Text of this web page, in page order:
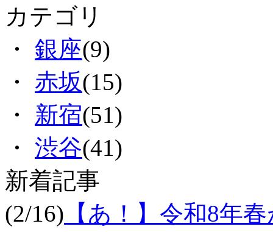
カテゴリ
・ 銀座(9)
・ 赤坂(15)
・ 新宿(51)
・ 渋谷(41)
新着記事
(2/16) 【あ！】令和8年